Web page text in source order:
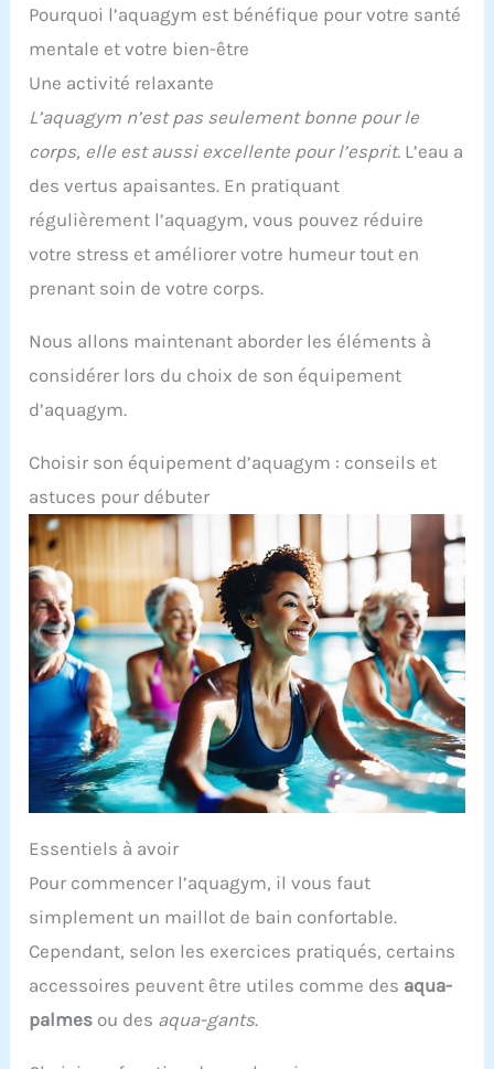
Pourquoi l’aquagym est bénéfique pour votre santé
mentale et votre bien-être
Une activité relaxante
L’aquagym n’est pas seulement bonne pour le
corps, elle est aussi excellente pour l’esprit. L’eau a
des vertus apaisantes. En pratiquant
régulièrement l’aquagym, vous pouvez réduire
votre stress et améliorer votre humeur tout en
prenant soin de votre corps.
Nous allons maintenant aborder les éléments à
considérer lors du choix de son équipement
d’aquagym.
Choisir son équipement d’aquagym : conseils et
astuces pour débuter
Essentiels à avoir
Pour commencer l’aquagym, il vous faut
simplement un maillot de bain confortable.
Cependant, selon les exercices pratiqués, certains
accessoires peuvent être utiles comme des aqua-
palmes ou des aqua-gants.